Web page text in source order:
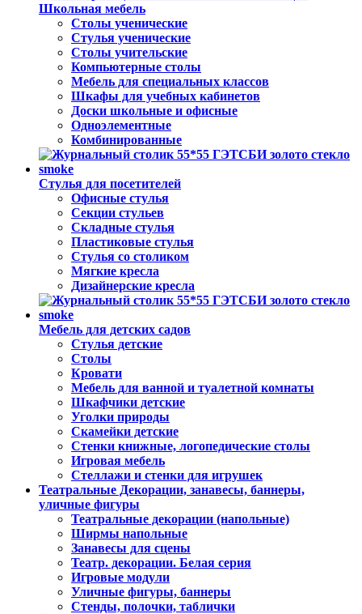
Школьная мебель
Столы ученические
Стулья ученические
Столы учительские
Компьютерные столы
Мебель для специальных классов
Шкафы для учебных кабинетов
Доски школьные и офисные
Одноэлементные
Комбинированные
Стулья для посетителей
Офисные стулья
Секции стульев
Складные стулья
Пластиковые стулья
Стулья со столиком
Мягкие кресла
Дизайнерские кресла
Мебель для детских садов
Стулья детские
Столы
Кровати
Мебель для ванной и туалетной комнаты
Шкафчики детские
Уголки природы
Скамейки детские
Стенки книжные, логопедические столы
Игровая мебель
Стеллажи и стенки для игрушек
Театральные Декорации, занавесы, баннеры,
уличные фигуры
Театральные декорации (напольные)
Ширмы напольные
Занавесы для сцены
Театр. декорации. Белая серия
Игровые модули
Уличные фигуры, баннеры
Стенды, полочки, таблички